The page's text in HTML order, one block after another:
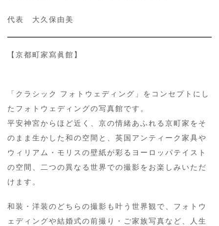
代表 大久保由美
【京都町家寫眞館】
「クラシック フォトウェディング」をコンセプトにし
たフォトウェディングの写真館です。
平安神宮からほど近く、京の情緒あふれる京町家をそ
のまま生かした和の空間と、英国アンティーク家具や
ウィリアム・モリスの壁紙が彩るヨーロッパテイスト
の空間、二つの異なる世界での撮影をお楽しみいただ
けます。
和装・洋装のどちらの撮影も叶う世界観で、フォトウ
ェディングや結婚式の前撮り・ご家族写真など、人生